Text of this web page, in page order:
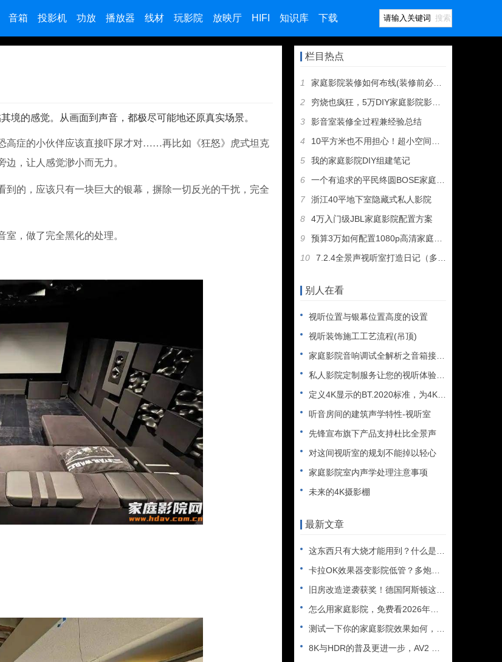
音箱 投影机 功放 播放器 线材 玩影院 放映厅 HIFI 知识库 下载 搜索
境的感觉。从画面到声音，都极尽可能地还原真实场景。
高症的小伙伴应该直接吓尿才对……再比如《狂怒》虎式坦克
，让人感觉渺小而无力。
的，应该只有一块巨大的银幕，摒除一切反光的干扰，完全
，做了完全黑化的处理。
栏目热点
1
家庭影院装修如何布线(装修前必看·附图)
2
穷烧也疯狂，5万DIY家庭影院影音室装修全记录
3
影音室装修全过程兼经验总结
4
10平方米也不用担心！超小空间家庭影院打造要点
5
我的家庭影院DIY组建笔记
6
一个有追求的平民终圆BOSE家庭影院梦
7
浙江40平地下室隐藏式私人影院
8
4万入门级JBL家庭影院配置方案
9
预算3万如何配置1080p高清家庭影院
10
7.2.4全景声视听室打造日记（多图）
别人在看
视听位置与银幕位置高度的设置
视听装饰施工工艺流程(吊顶)
家庭影院音响调试全解析之音箱接线调试
私人影院定制服务让您的视听体验更加完美
定义4K显示的BT.2020标准，为4K超高清显示设备的普及
听音房间的建筑声学特性-视听室
先锋宣布旗下产品支持杜比全景声
对这间视听室的规划不能掉以轻心
家庭影院室内声学处理注意事项
未来的4K摄影棚
最新文章
这东西只有大烧才能用到？什么是XLR接口？平衡音频信号线、低
卡拉OK效果器变影院低管？多炮玩家省钱了，内附调音软件免费下
旧房改造逆袭获奖！德国阿斯顿这套7.2.4全景声私人影院太惊
怎么用家庭影院，免费看2026年世界杯直播？
测试一下你的家庭影院效果如何，bobo精选测试片1~3合集
8K与HDR的普及更进一步，AV2 视频编解码器发布